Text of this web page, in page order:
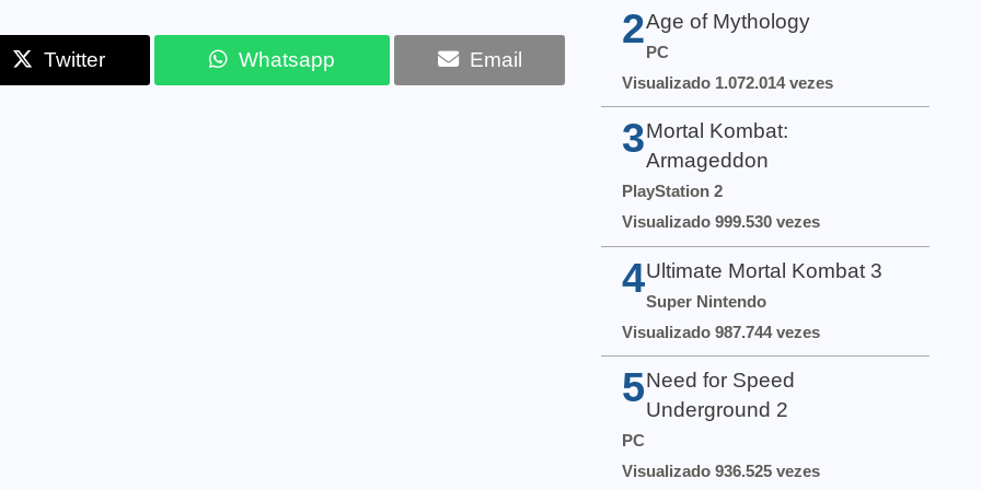
Twitter Whatsapp Email
2Age of Mythology
PC
Visualizado 1.072.014 vezes
3 Mortal Kombat:
Armageddon
PlayStation 2
Visualizado 999.530 vezes
4 Ultimate Mortal Kombat 3
Super Nintendo
Visualizado 987.744 vezes
5 Need for Speed
Underground 2
PC
Visualizado 936.525 vezes